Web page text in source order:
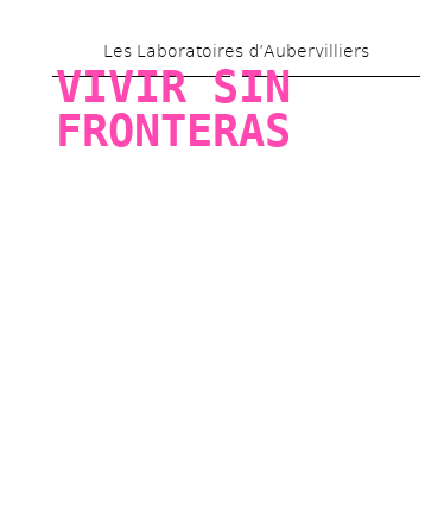
Les Laboratoires d’Aubervilliers
VIVIR SIN
FRONTERAS